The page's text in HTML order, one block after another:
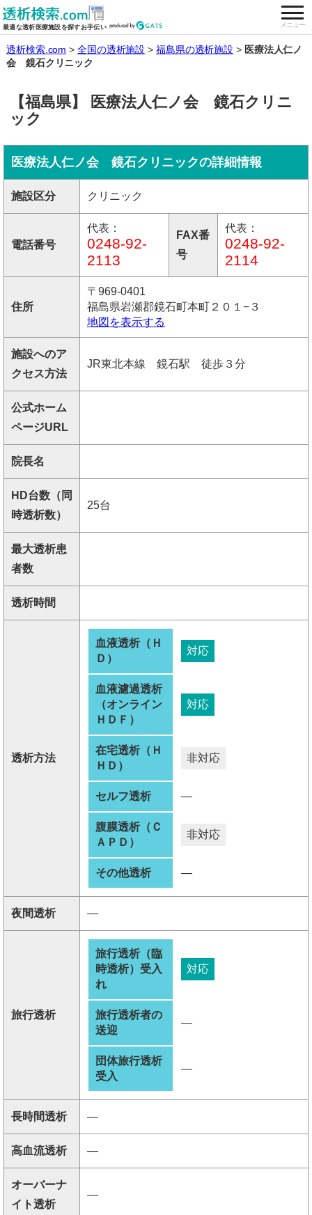
最適な透析医療施設を探すお手伝い メニュー
全国の透析施設を検索する
透析検索.com 全国の透析施設 福島県の透析施設
医療法人仁ノ
会 鏡石クリニック
【福島県】 医療法人仁ノ会 鏡石クリニ
ック
医療法人仁ノ会 鏡石クリニックの詳細情報
施設区分 クリニック
電話番号
代表：
0248-92-
2113
FAX番
号
代表：
0248-92-
2114
住所
〒969-0401
福島県岩瀬郡鏡石町本町２０１−３
地図を表示する
施設へのア
クセス方法
JR東北本線 鏡石駅 徒歩３分
公式ホーム
ページURL
院長名
HD台数（同
時透析数）
25台
最大透析患
者数
透析時間
透析方法
血液透析（Ｈ
Ｄ）
対応
血液濾過透析
（オンライン
ＨＤＦ）
対応
在宅透析（Ｈ
ＨＤ）
非対応
セルフ透析 ―
腹膜透析（Ｃ
ＡＰＤ）
非対応
その他透析 ―
夜間透析 ―
旅行透析
旅行透析（臨
時透析）受入
れ
対応
旅行透析者の
送迎
―
団体旅行透析
受入
―
長時間透析 ―
高血流透析 ―
オーバーナ
イト透析
―